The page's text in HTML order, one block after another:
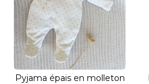
Pyjama épais en molleton